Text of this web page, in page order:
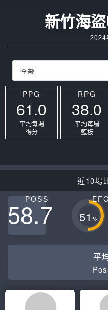
新竹海
2024
PPG
61.0
平均每場
得分
RPG
38.0
平均每場
籃板
近10場
POSS
58.7 EFG
51 %
平